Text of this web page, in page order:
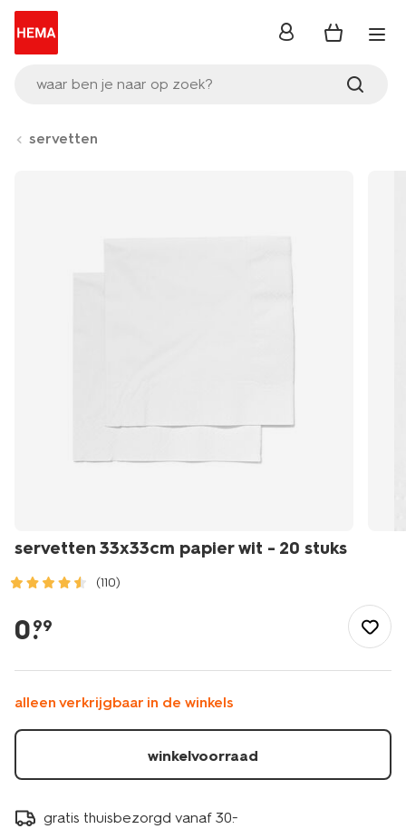
waar ben je naar op zoek?
inloggen
servetten
servetten 33x33cm papier wit - 20 stuks
(110)
tafelen/keukentextiel-
tafeltextiel/servetten/servetten-
papier-
wit-
-
-20-
14210173.html
0.
99
alleen verkrijgbaar in de winkels
winkelvoorraad
gratis thuisbezorgd vanaf 30.-